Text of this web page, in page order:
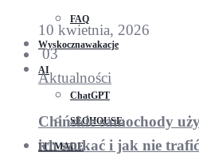
FAQ
Wyskocznawakacje
AI
ChatGPT
SEOHOUSE
FITMADE
10 kwietnia, 2026
03
Aktualności
Chińskie samochody
ich szukać i jak nie